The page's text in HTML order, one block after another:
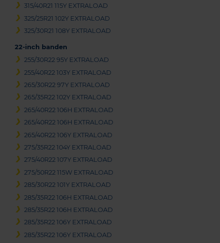
315/40R21 115Y EXTRALOAD
325/25R21 102Y EXTRALOAD
325/30R21 108Y EXTRALOAD
22-inch banden
255/30R22 95Y EXTRALOAD
255/40R22 103Y EXTRALOAD
265/30R22 97Y EXTRALOAD
265/35R22 102Y EXTRALOAD
265/40R22 106H EXTRALOAD
265/40R22 106H EXTRALOAD
265/40R22 106Y EXTRALOAD
275/35R22 104Y EXTRALOAD
275/40R22 107Y EXTRALOAD
275/50R22 115W EXTRALOAD
285/30R22 101Y EXTRALOAD
285/35R22 106H EXTRALOAD
285/35R22 106H EXTRALOAD
285/35R22 106Y EXTRALOAD
285/35R22 106Y EXTRALOAD